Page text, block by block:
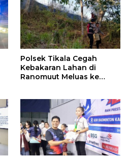
Polsek Tikala Cegah
Kebakaran Lahan di
Ranomuut Meluas ke